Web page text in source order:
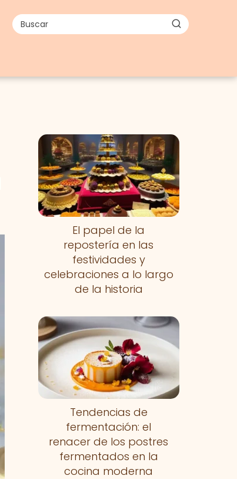
El papel de la
repostería en las
festividades y
celebraciones a lo largo
de la historia
Tendencias de
fermentación: el
renacer de los postres
fermentados en la
cocina moderna